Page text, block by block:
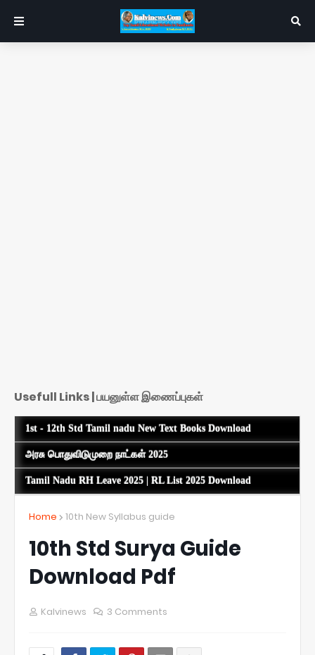
Usefull Links | பயனுள்ள இணைப்புகள்
1st - 12th Std Tamil nadu New Text Books Download
அரசு பொதுவிடுமுறை நாட்கள் 2025
Tamil Nadu RH Leave 2025 | RL List 2025 Download
Home 10th New Syllabus guide
10th Std Surya Guide
Download Pdf
Kalvinews 3 Comments